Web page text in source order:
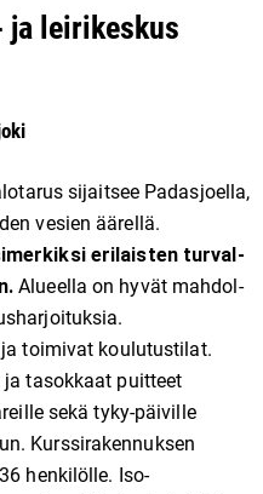
ja leirikeskus
sijaitsee Padasjoella,
vesien äärellä.
erilaisten tur­val­
Alu­eel­la on hy­vät mah­dol­
toimivat koulutustilat.
tasokkaat puitteet
sekä tyky-päiville
Kurssirakennuksen
henkilölle. Iso-